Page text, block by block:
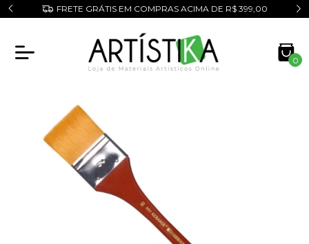
FRETE GRÁTIS EM COMPRAS ACIMA DE R$ 399,00
0